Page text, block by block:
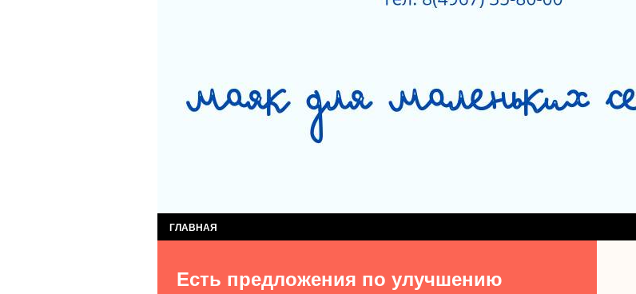
СЛУЖБА КОМПЛЕКСНОЙ ПОМОЩИ ДЕТЯМ СЛУЖБА СОПРОВОЖДЕНИЯ ЗАМЕЩАЮЩИХ СЕМЕЙ
СЛУЖБА ПОСТИНТЕРНАТНОГО СОПРОВОЖДЕНИЯ ВЫПУСКНИКОВ ИЗ ЧИСЛА ДЕТЕЙ-СИРОТ
ГЛАВНАЯ
Есть предложения по улучшению